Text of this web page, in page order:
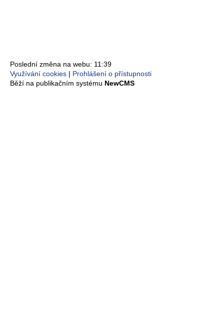
Poslední změna na webu: 11:39
Využívání cookies
Prohlášení o přístupnosti
Běží na publikačním systému NewCMS